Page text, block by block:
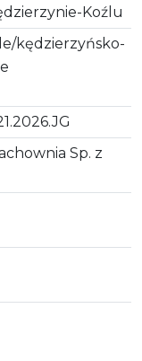
Koźlu
kędzierzyńsko-
Sp. z